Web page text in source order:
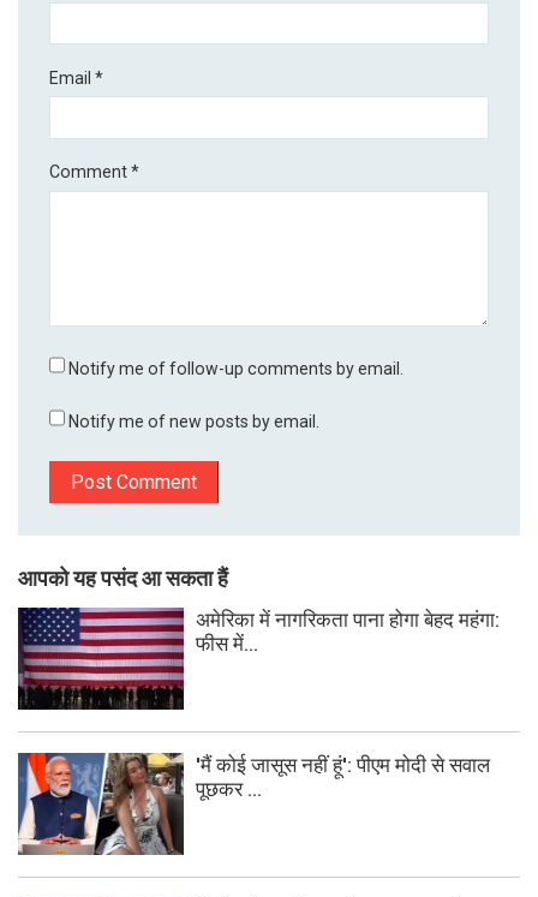
Email*
Comment*
Notify me of follow-up comments by email.
Notify me of new posts by email.
आपको यह पसंद आ सकता हैं
अमेरिका में नागरिकता पाना होगा बेहद महंगा:
फीस में...
'मैं कोई जासूस नहीं हूं': पीएम मोदी से सवाल
पूछकर ...